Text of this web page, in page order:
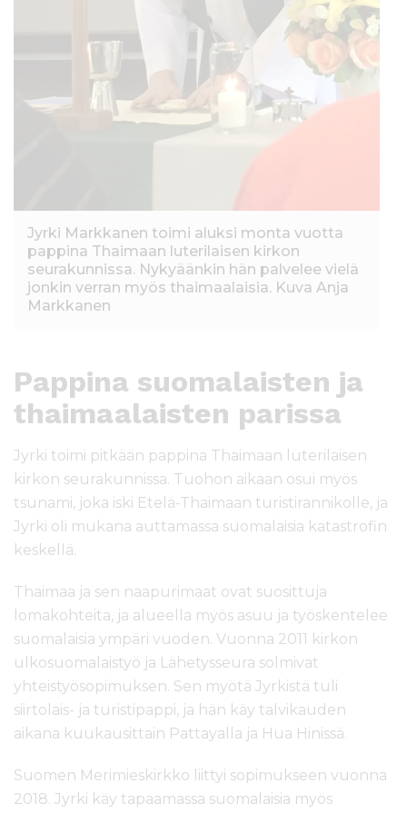
Jyrki Markkanen toimi aluksi monta vuotta
pappina Thaimaan luterilaisen kirkon
seurakunnissa. Nykyäänkin hän palvelee vielä
jonkin verran myös thaimaalaisia. Kuva Anja
Markkanen
Pappina suomalaisten ja
thaimaalaisten parissa
Jyrki toimi pitkään pappina Thaimaan luterilaisen
kirkon seurakunnissa. Tuohon aikaan osui myös
tsunami, joka iski Etelä-Thaimaan turistirannikolle, ja
Jyrki oli mukana auttamassa suomalaisia katastrofin
keskellä.
Thaimaa ja sen naapurimaat ovat suosittuja
lomakohteita, ja alueella myös asuu ja työskentelee
suomalaisia ympäri vuoden. Vuonna 2011 kirkon
ulkosuomalaistyö ja Lähetysseura solmivat
yhteistyösopimuksen. Sen myötä Jyrkistä tuli
siirtolais- ja turistipappi, ja hän käy talvikauden
aikana kuukausittain Pattayalla ja Hua Hinissä.
Suomen Merimieskirkko liittyi sopimukseen vuonna
2018. Jyrki käy tapaamassa suomalaisia myös